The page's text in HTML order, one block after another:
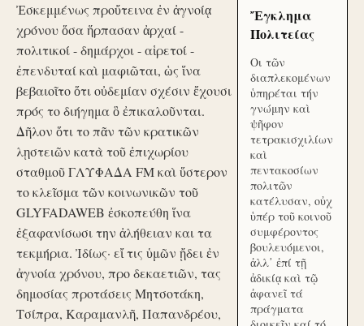
Ἐσκεμμένως προὔτεινα ἐν ἀγνοίᾳ
χρόνου ὅσα ἥρπασαν ἀρχαί -
πολιτικοί - δημάρχοι - αἱρετοί -
ἐπενδυταί καὶ μαφιῶται, ὡς ἵνα
βεβαιοῖτο ὅτι οὐδεμίαν σχέσιν ἔχουσι
πρός το διήγημα ὃ ἐπικαλοῦνται.
Δῆλον ὅτι το πᾶν τῶν κρατικῶν
λῃστειῶν κατὰ τοῦ ἐπιχωρίου
σταθμοῦ ΓΛΥΦΑΔΑ FM καὶ ὕστερον
το κλεῖσμα τῶν κοινωνικῶν τοῦ
GLYFADAWEB ἐσκοπεύθη ἵνα
ἐξαφανίσωσι την ἀλήθειαν και τα
τεκμήρια. Ἰδίως· εἴ τις ὑμῶν ᾔδει ἐν
ἀγνοία χρόνου, προ δεκαετιῶν, τας
δημοσίας προτάσεις Μητσοτάκη,
Τσίπρα, Καραμανλῆ, Παπανδρέου,
Ἔγκλημα
Πολιτείας
Οι τῶν
διαπλεκομένων
ὑπηρέται τήν
γνώμην καὶ
ψῆφον
τετρακισχιλίων
καὶ
πεντακοσίων
πολιτῶν
κατέλυσαν, οὐχ
ὑπέρ τοῦ κοινοῦ
συμφέροντος
βουλευόμενοι,
ἀλλ᾽ ἐπί τῇ
ἀδικίᾳ καὶ τῷ
ἀφανεῖ τά
πράγματα